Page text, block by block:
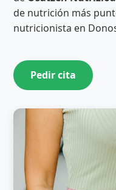
de nutrición más
nutricionista en
Pedir cita